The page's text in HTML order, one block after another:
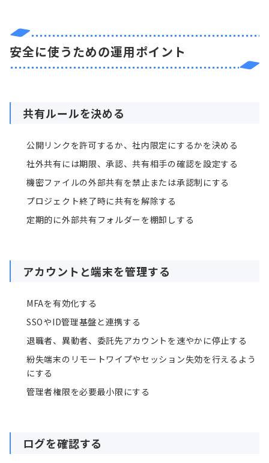
安全に使うための運用ポイント
共有ルールを決める
公開リンクを許可するか、社内限定にするかを決める
社外共有には期限、承認、共有相手の確認を設定する
機密ファイルの外部共有を禁止または承認制にする
プロジェクト終了時に共有を解除する
定期的に外部共有フォルダーを棚卸しする
アカウントと端末を管理する
MFAを有効化する
SSOやID管理基盤と連携する
退職者、異動者、委託先アカウントを速やかに停止する
紛失端末のリモートワイプやセッション失効を行えるよう
にする
管理者権限を必要最小限にする
ログを確認する